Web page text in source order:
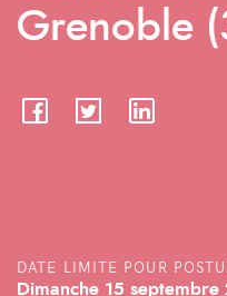
Grenoble
DATE LIMITE POUR
Dimanche 15 septembre